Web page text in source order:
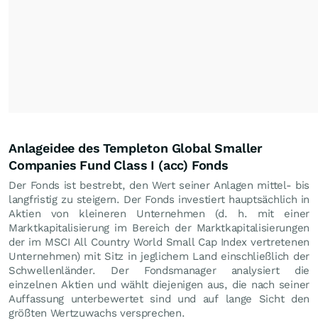
Anlageidee des Templeton Global Smaller
Companies Fund Class I (acc) Fonds
Der Fonds ist bestrebt, den Wert seiner Anlagen mittel- bis
langfristig zu steigern. Der Fonds investiert hauptsächlich in
Aktien von kleineren Unternehmen (d. h. mit einer
Marktkapitalisierung im Bereich der Marktkapitalisierungen
der im MSCI All Country World Small Cap Index vertretenen
Unternehmen) mit Sitz in jeglichem Land einschließlich der
Schwellenländer. Der Fondsmanager analysiert die
einzelnen Aktien und wählt diejenigen aus, die nach seiner
Auffassung unterbewertet sind und auf lange Sicht den
größten Wertzuwachs versprechen.